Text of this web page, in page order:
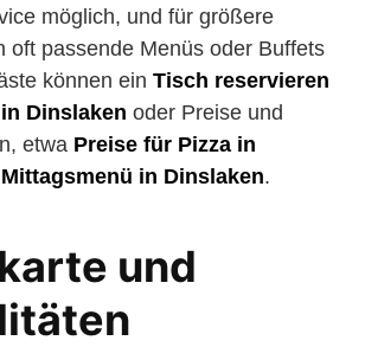
möglich, und für größere
oft passende Menüs oder Buffets
können ein Tisch reservieren
Dinslaken oder Preise und
etwa Preise für Pizza in
Mittagsmenü in Dinslaken.
und